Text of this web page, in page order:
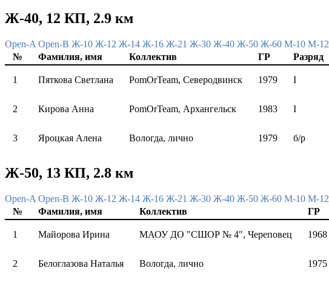
Ж-40, 12 КП, 2.9 км
Open-A Open-B Ж-10 Ж-12 Ж-14 Ж-16 Ж-21 Ж-30 Ж-40 Ж-50 Ж-60 М-10 М-12
№
Фамилия, имя Коллектив ГР Разряд
1 Пяткова Светлана PomOrTeam, Северодвинск 1979 I
2 Кирова Анна PomOrTeam, Архангельск 1983 I
3 Яроцкая Алена Вологда, лично 1979 б/р
Ж-50, 13 КП, 2.8 км
Open-A Open-B Ж-10 Ж-12 Ж-14 Ж-16 Ж-21 Ж-30 Ж-40 Ж-50 Ж-60 М-10 М-12
№
Фамилия, имя Коллектив ГР
1 Майорова Ирина МАОУ ДО "СШОР № 4", Череповец 1968
2 Белоглазова Наталья Вологда, лично 1975